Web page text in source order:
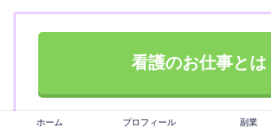
看護のお仕事とは
ホーム プロフィール 副業